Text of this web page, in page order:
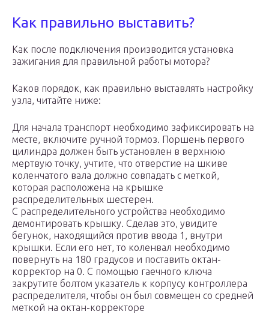
Как правильно выставить?
Как после подключения производится установка
зажигания для правильной работы мотора?
Каков порядок, как правильно выставлять настройку
узла, читайте ниже:
Для начала транспорт необходимо зафиксировать на
месте, включите ручной тормоз. Поршень первого
цилиндра должен быть установлен в верхнюю
мертвую точку, учтите, что отверстие на шкиве
коленчатого вала должно совпадать с меткой,
которая расположена на крышке
распределительных шестерен.
С распределительного устройства необходимо
демонтировать крышку. Сделав это, увидите
бегунок, находящийся против ввода 1, внутри
крышки. Если его нет, то коленвал необходимо
повернуть на 180 градусов и поставить октан-
корректор на 0. С помощью гаечного ключа
закрутите болтом указатель к корпусу контроллера
распределителя, чтобы он был совмещен со средней
меткой на октан-корректоре